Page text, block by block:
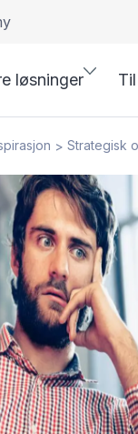
løsninger
> Strategisk